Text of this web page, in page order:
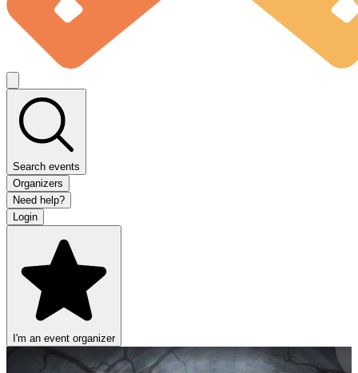
Search events
Organizers
Need help?
Login
I'm an event organizer